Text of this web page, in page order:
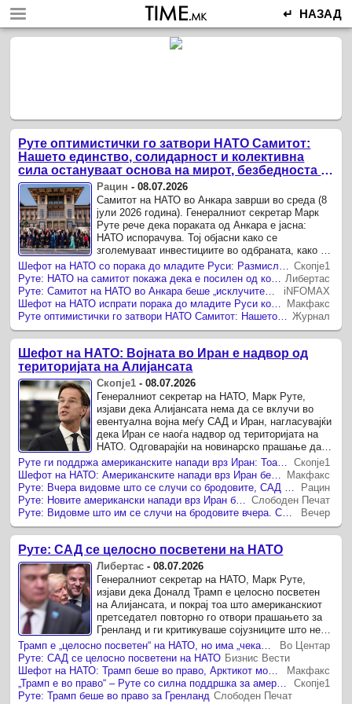
↵ НАЗАД
Руте оптимистички го затвори НАТО Самитот:
Нашето единство, солидарност и колективна
сила остануваат основа на мирот, безбедноста и
просперитетотРацин -08.07.2026
Самитот на НАТО во Анкара заврши во среда (8
јули 2026 година). Генералниот секретар Марк
Руте рече дека пораката од Анкара е јасна:
НАТО испорачува. Тој објасни како се
зголемуваат инвестициите во одбраната, како се
испорачуваат нови капацитети, како се шири
индустриското ...
Скопје1
Либертас
iNFOMAX
Макфакс
Журнал
Шефот на НАТО: Војната во Иран е надвор од
територијата на Алијансата
Скопје1 -08.07.2026
Генералниот секретар на НАТО, Марк Руте,
изјави дека Алијансата нема да се вклучи во
евентуална војна меѓу САД и Иран, нагласувајќи
дека Иран се наоѓа надвор од територијата на
НАТО. Одговарајќи на новинарско прашање дали
НАТО би му помогнал на Вашингтон во случај на
воен ...
Скопје1
Макфакс
Рацин
Слободен Печат
Вечер
Руте: САД се целосно посветени на НАТО
Либертас -08.07.2026
Генералниот секретар на НАТО, Марк Руте,
изјави дека Доналд Трамп е целосно посветен
на Алијансата, и покрај тоа што американскиот
претседател повторно го отвори прашањето за
Гренланд и ги критикуваше сојузниците што не
застанаа на негова страна во војната против
Иран.
Трамп е „целосно посветен“ на НАТО, но има „чекање“, вели Руте
Во Центар
Руте: САД се целосно посветени на НАТО Бизнис Вести
Шефот на НАТО: Трамп беше во право, Арктикот мора да се заштити од Кина и Русија
Макфакс
„Трамп е во право“ – Руте со силна поддршка за американскиот претседател
Скопје1
Руте: Трамп беше во право за Гренланд Слободен Печат